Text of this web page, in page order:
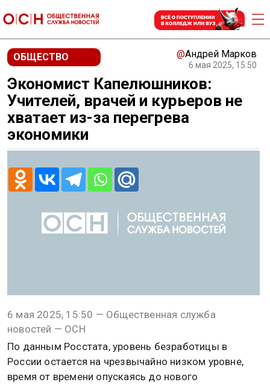
ОБЩЕСТВО @Андрей Марков
6 мая 2025, 15:50
Экономист Капелюшников:
Учителей, врачей и курьеров не
хватает из-за перегрева
экономики
6 мая 2025, 15:50 — Общественная служба
новостей — ОСН
По данным Росстата, уровень безработицы в
России остается на чрезвычайно низком уровне,
время от времени опускаясь до нового